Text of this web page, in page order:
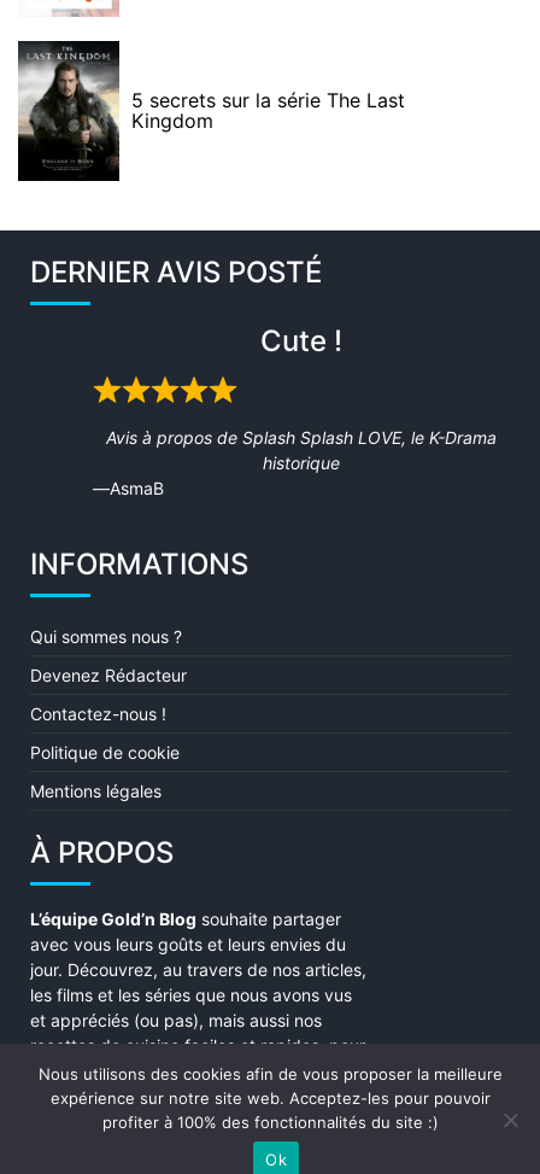
5 secrets sur la série The Last
Kingdom
DERNIER AVIS POSTÉ
Cute !
Rated
Avis à propos de Splash Splash LOVE, le K-Drama
historique
AsmaB
INFORMATIONS
Qui sommes nous ?
Devenez Rédacteur
Contactez-nous !
Politique de cookie
Mentions légales
À PROPOS
L’équipe Gold’n Blog souhaite partager
avec vous leurs goûts et leurs envies du
jour. Découvrez, au travers de nos articles,
les films et les séries que nous avons vus
et appréciés (ou pas), mais aussi nos
recettes de cuisine faciles et rapides, pour
une soirée parfaite ! Enjoy !
Copyright Gold'n Blog © All rights reserved.
Nous utilisons des cookies afin de vous proposer la meilleure
expérience sur notre site web. Acceptez-les pour pouvoir
profiter à 100% des fonctionnalités du site :)
Ok